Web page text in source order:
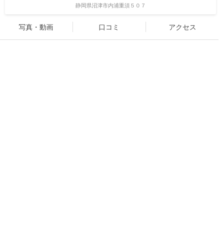
静岡県沼津市内浦重須５０７
写真・動画 口コミ アクセス